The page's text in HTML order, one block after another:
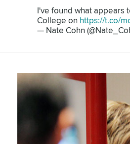
I've found what appears
College on https://t.co/
— Nate Cohn